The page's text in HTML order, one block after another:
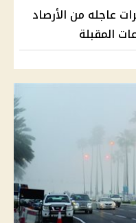
عاجله من الأرصاد
المقبلة